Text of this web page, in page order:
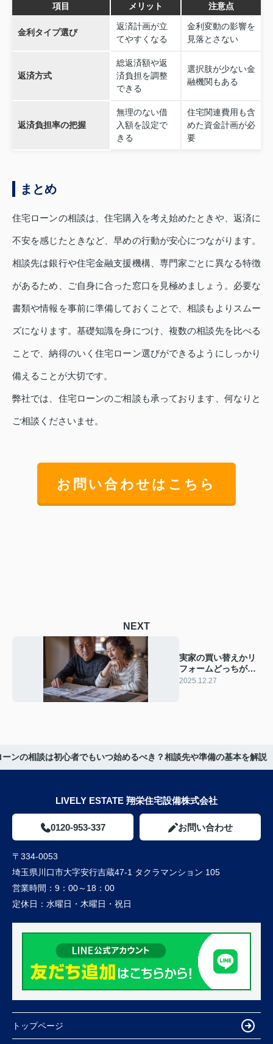
項目 メリット 注意点
金利タイプ選び
返済計画が立
てやすくなる
金利変動の影響を
見落とさない
返済方式
総返済額や返
済負担を調整
できる
選択肢が少ない金
融機関もある
返済負担率の把握
無理のない借
入額を設定で
きる
住宅関連費用も含
めた資金計画が必
要
まとめ
住宅ローンの相談は、住宅購入を考え始めたときや、返済に
不安を感じたときなど、早めの行動が安心につながります。
相談先は銀行や住宅金融支援機構、専門家ごとに異なる特徴
があるため、ご自身に合った窓口を見極めましょう。必要な
書類や情報を事前に準備しておくことで、相談もよりスムー
ズになります。基礎知識を身につけ、複数の相談先を比べる
ことで、納得のいく住宅ローン選びができるようにしっかり
備えることが大切です。
弊社では、住宅ローンのご相談も承っております、何なりと
ご相談くださいませ。
お問い合わせはこちら
NEXT
実家の買い替えかリ
フォームどっちが得
なの？費用や生活面
2025.12.27
ーンの相談は初心者でもいつ始めるべき？相談先や準備の基本を解説
LIVELY ESTATE 翔栄住宅設備株式会社
0120-953-337 お問い合わせ
〒334-0053
埼玉県川口市大字安行吉蔵47-1 タクラマンション 105
営業時間： 9：00～18：00
定休日： 水曜日・木曜日・祝日
トップページ